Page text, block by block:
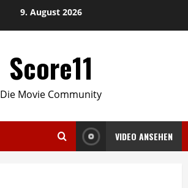
9. August 2026
Score11
Die Movie Community
VIDEO ANSEHEN